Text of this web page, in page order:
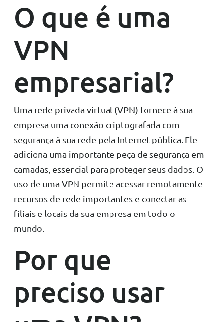
O que é uma
VPN
empresarial?
Uma rede privada virtual (VPN) fornece à sua
empresa uma conexão criptografada com
segurança à sua rede pela Internet pública. Ele
adiciona uma importante peça de segurança em
camadas, essencial para proteger seus dados. O
uso de uma VPN permite acessar remotamente
recursos de rede importantes e conectar as
filiais e locais da sua empresa em todo o
mundo.
Por que
preciso usar